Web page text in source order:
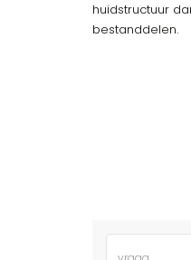
huidstructuur
bestanddelen.